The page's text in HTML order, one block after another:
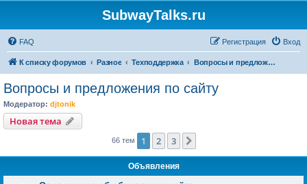
SubwayTalks.ru
FAQ Вход
Регистрация
К списку форумов Разное Техподдержка Вопросы и предложения по сайту
Вопросы и предложения по сайту
Модератор: djtonik
Новая тема
66 тем 1 2 3
Объявления